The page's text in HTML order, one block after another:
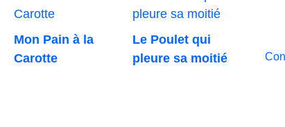
Mon Pain à la
Carotte
Le Poulet qui
pleure sa moitié